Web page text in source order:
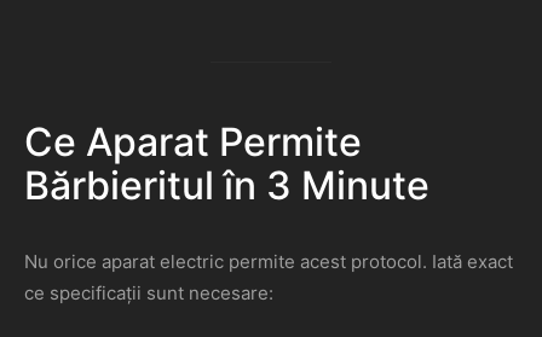
Ce Aparat Permite
Bărbieritul în 3 Minute
Nu orice aparat electric permite acest protocol. Iată exact
ce specificații sunt necesare: